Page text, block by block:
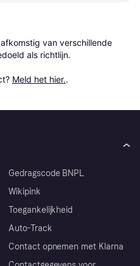
van verschillende
als richtlijn.
Meld het hier..
Gedragscode BNPL
Wikipink
Toegankelijkheid
Auto-Track
Contact opnemen met Klarna